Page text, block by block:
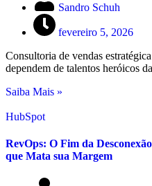
Sandro Schuh
fevereiro 5, 2026
Consultoria de vendas
dependem de talentos heróicos
Saiba Mais »
HubSpot
RevOps: O Fim da
que Mata sua Margem